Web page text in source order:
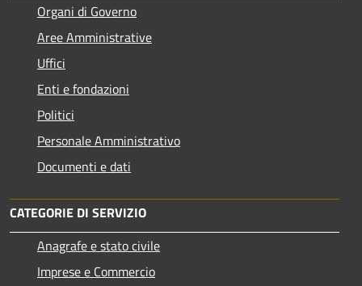
Organi di Governo
Aree Amministrative
Uffici
Enti e fondazioni
Politici
Personale Amministrativo
Documenti e dati
CATEGORIE DI SERVIZIO
Anagrafe e stato civile
Imprese e Commercio